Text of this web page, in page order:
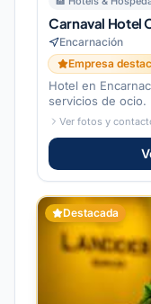
Carnaval Hotel
Encarnación
Empresa
Hotel en
servicios de ocio.
Ver fotos y
Destacada